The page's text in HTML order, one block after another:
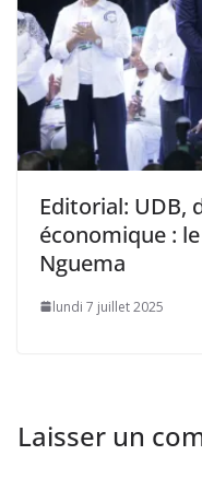
Editorial: UDB,
économique :
Nguema
lundi 7 juillet 2025
Laisser un